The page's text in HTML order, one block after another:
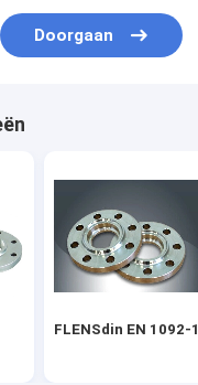
DE PIJPmontage DIN
DE STAALpijp
van de staalpijp
ASME B16.11
Doorgaan
FLENSdin EN 1092-1